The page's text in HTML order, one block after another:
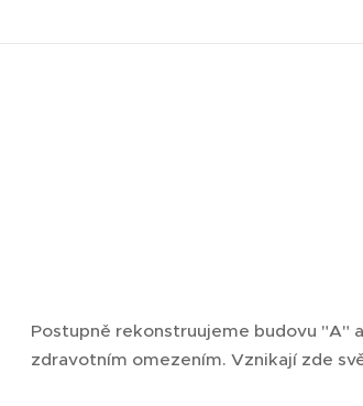
Postupně rekonstruujeme budovu "A"
zdravotním omezením. Vznikají zde